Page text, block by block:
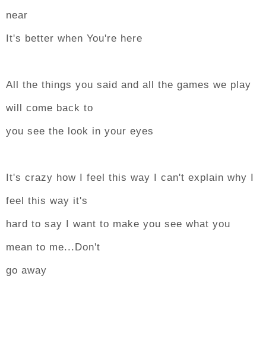
near
It's better when You're here
All the things you said and all the games we play
will come back to
you see the look in your eyes
It's crazy how I feel this way I can't explain why I
feel this way it's
hard to say I want to make you see what you
mean to me...Don't
go away